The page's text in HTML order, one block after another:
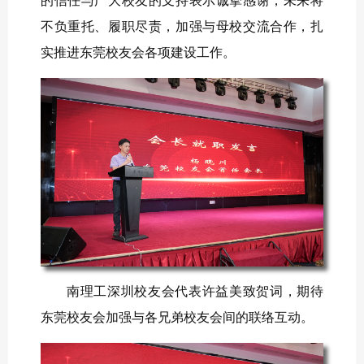
不负重托、履职尽责，加强与母校交流合作，扎
实推进东莞校友会各项建设工作。
南理工深圳校友会代表许益美致贺词，期待
东莞校友会加强与各兄弟校友会间的联络互动。